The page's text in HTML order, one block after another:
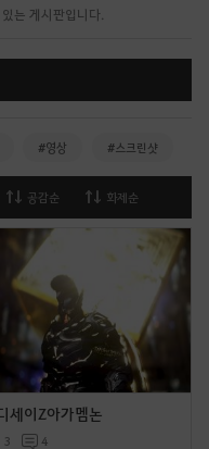
는 게시판입니다.
#영상 #스크린샷
공감순 화제순
세이Z아가멤논
3 4